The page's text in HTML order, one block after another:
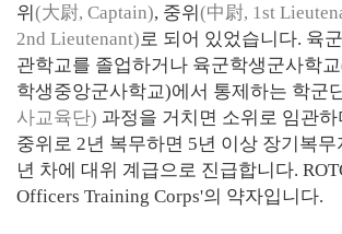
위(大尉, Captain), 중위(中尉, 1st
2nd Lieutenant)로 되어 있었습니다. 육
관학교를 졸업하거나 육군학생군사학
학생중앙군사학교)에서 통제하는 학군
사교육단) 과정을 거치면 소위로 임관
중위로 2년 복무하면 5년 이상 장기복
년 차에 대위 계급으로 진급합니다.
Officers Training Corps'의 약자입니다.